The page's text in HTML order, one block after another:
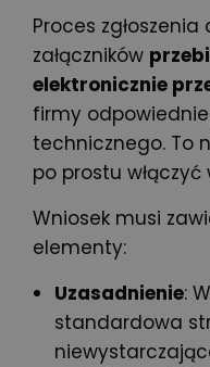
Proces
załączników
elektronicznie
firmy
technicznego. To
po prostu
Wniosek musi
elementy:
Uzasadnienie:
standardowa